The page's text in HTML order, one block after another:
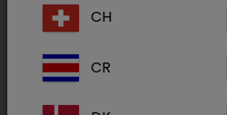
CH
CR